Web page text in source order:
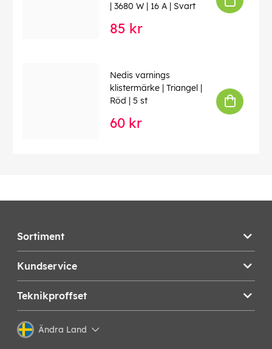
| 3680 W | 16 A | Svart
85 kr
Nedis varnings
klistermärke | Triangel |
Röd | 5 st
60 kr
Sortiment
Kundservice
Teknikproffset
Ändra Land